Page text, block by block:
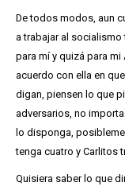
De todos modos, aun
a trabajar al
para mí y quizá para
acuerdo con ella en
digan, piensen lo que
adversarios, no
lo disponga,
tenga cuatro y Carlitos
Quisiera saber lo que